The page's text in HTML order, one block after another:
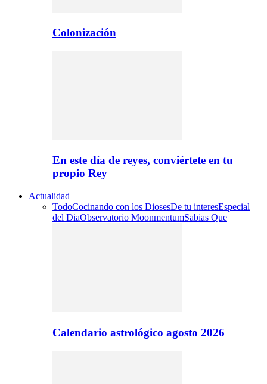
Colonización
En este día de reyes, conviértete en tu
propio Rey
Actualidad
TodoCocinando con los DiosesDe tu interesEspecial
del DiaObservatorio MoonmentumSabias Que
Calendario astrológico agosto 2026